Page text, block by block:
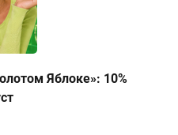
Яблоке»: 10%